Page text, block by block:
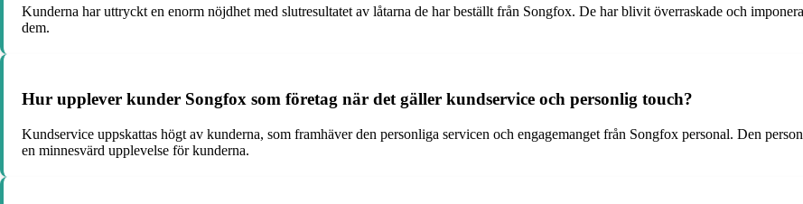
Kunderna har uttryckt en enorm nöjdhet med slutresultatet av låtarna de har beställt från Songfox. De har blivit överraskade och
dem.
Hur upplever kunder Songfox som företag när det gäller kundservice och personlig touch?
Kundservice uppskattas högt av kunderna, som framhäver den personliga servicen och engagemanget från Songfox personal. Den
en minnesvärd upplevelse för kunderna.